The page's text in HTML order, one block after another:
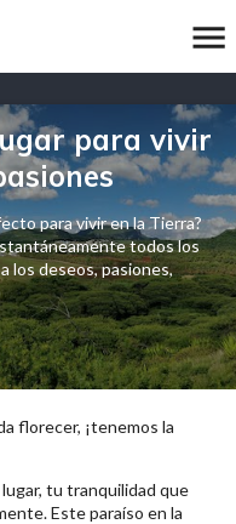
para vivir
para vivir en la Tierra?
todos los
los deseos, pasiones,
florecer, ¡tenemos la
tu tranquilidad que
Este paraíso en la